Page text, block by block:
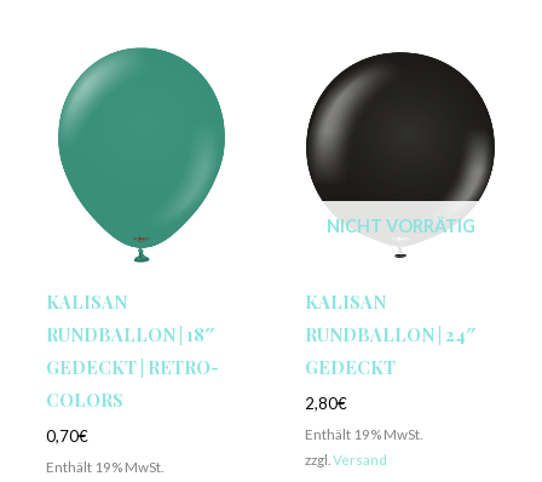
KALISAN
RUNDBALLON | 18″
GEDECKT | RETRO-
COLORS
0,70€
Enthält 19% MwSt.
NICHT VORRÄTIG
KALISAN
RUNDBALLON | 24″
GEDECKT
2,80€
Enthält 19% MwSt.
zzgl. Versand